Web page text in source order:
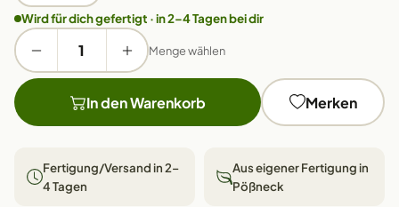
Wird für dich gefertigt · in 2–4 Tagen bei dir
Menge wählen
In den Warenkorb Merken
Fertigung/Versand in 2–
4 Tagen
Aus eigener Fertigung in
Pößneck